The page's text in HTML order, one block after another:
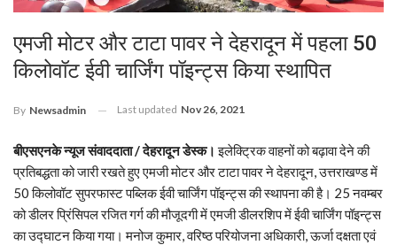
एमजी मोटर और टाटा पावर ने देहरादून में पहला 50
किलोवॉट ईवी चार्जिंग पॉइन्ट्स किया स्थापित
By Newsadmin Last updated Nov 26, 2021
बीएसएनके न्यूज संवाददाता / देहरादून डेस्क। इलेक्ट्रिक वाहनों को बढ़ावा देने की
प्रतिबद्धता को जारी रखते हुए एमजी मोटर और टाटा पावर ने देहरादून, उत्तराखण्ड में
50 किलोवॉट सुपरफास्ट पब्लिक ईवी चार्जिंग पॉइन्ट्स की स्थापना की है। 25 नवम्बर
को डीलर प्रिंसिपल रजित गर्ग की मौजूदगी में एमजी डीलरशिप में ईवी चार्जिंग पॉइन्ट्स
का उद्घाटन किया गया। मनोज कुमार, वरिष्ठ परियोजना अधिकारी, ऊर्जा दक्षता एवं